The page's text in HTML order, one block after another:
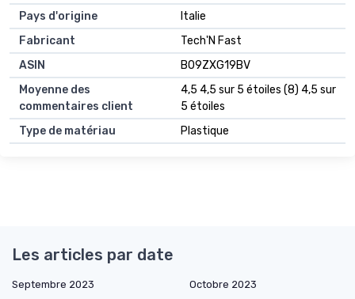
Pays d'origine
Italie
Fabricant
Tech'N Fast
ASIN
B09ZXG19BV
Moyenne des
commentaires client
4,5 4,5 sur 5 étoiles (8) 4,5 sur
5 étoiles
Type de matériau
Plastique
Les articles par date
Septembre 2023
Octobre 2023